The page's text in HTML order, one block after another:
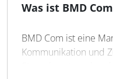
CRM-Workflows
Was ist BMD
BMD Com ist eine
Kommunikation und